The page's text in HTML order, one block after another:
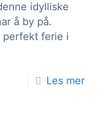
idylliske
å by på.
perfekt ferie i
Les mer